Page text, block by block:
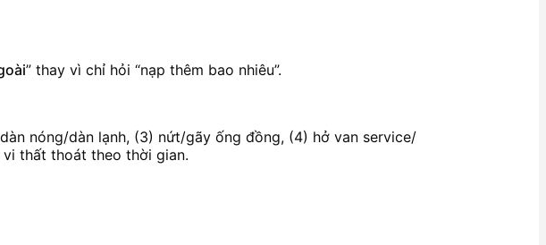
” thay vì chỉ hỏi “nạp thêm bao nhiêu”.
nóng/dàn lạnh, (3) nứt/gãy ống đồng, (4) hở van service/
thất thoát theo thời gian.